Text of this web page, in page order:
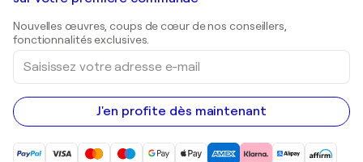
Peintures acryliques
Nouvelles œuvres, coups de cœur de nos conseillers,
fonctionnalités exclusives.
Saisissez
votre
adresse
e-
mail
J'en profite dès maintenant